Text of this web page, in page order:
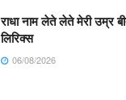
राधा नाम लेते लेते मेरी उम्र
लिरिक्स
06/08/2026